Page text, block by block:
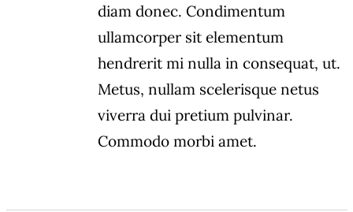
diam donec. Condimentum
ullamcorper sit elementum
hendrerit mi nulla in consequat, ut.
Metus, nullam scelerisque netus
viverra dui pretium pulvinar.
Commodo morbi amet.